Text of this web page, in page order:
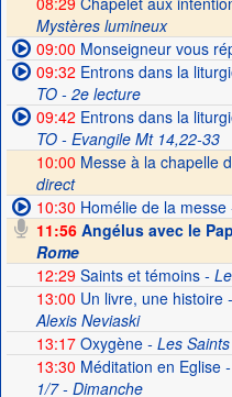
Mystères lumineux
09:00 Monseigneur vous
09:32 Entrons dans la
TO - 2e lecture
09:42 Entrons dans la
TO - Evangile Mt 14,22-33
10:00 Messe à la chapelle
direct
10:30 Homélie de la messe
11:56Angélus avec le
Rome
12:29Saints et témoins-
13:00 Un livre, une histoire-
Alexis Neviaski
13:17Oxygène- Les
13:30 Méditation en Eglise-
1/7 - Dimanche